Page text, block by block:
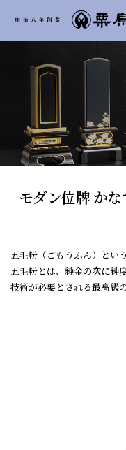
モダン位牌 か
五毛粉（ごもうふん）とい
五毛粉とは、純金の次に純
技術が必要とされる最高級